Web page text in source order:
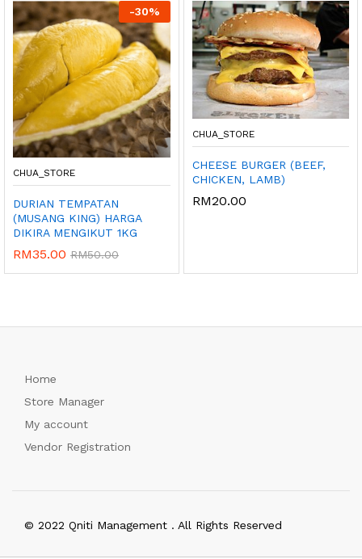
-30%
CHUA_STORE
DURIAN TEMPATAN
(MUSANG KING) HARGA
DIKIRA MENGIKUT 1KG
RM35.00 RM50.00
CHUA_STORE
CHEESE BURGER (BEEF,
CHICKEN, LAMB)
RM20.00
Home
Store Manager
My account
Vendor Registration
© 2022 Qniti Management . All Rights Reserved